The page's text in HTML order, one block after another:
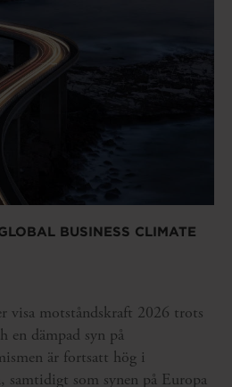
BUSINESS CLIMATE
visa motståndskraft 2026 trots
en dämpad syn på
är fortsatt hög i
samtidigt som synen på Europa